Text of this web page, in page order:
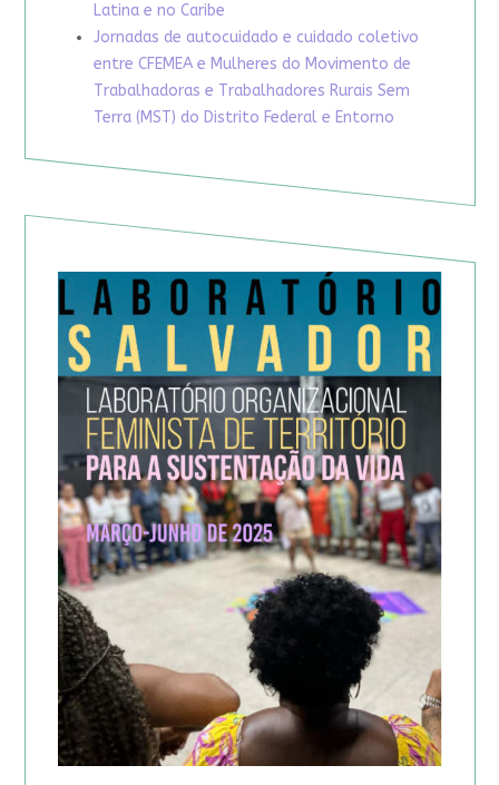
Latina e no Caribe
Jornadas de autocuidado e cuidado coletivo
entre CFEMEA e Mulheres do Movimento de
Trabalhadoras e Trabalhadores Rurais Sem
Terra (MST) do Distrito Federal e Entorno